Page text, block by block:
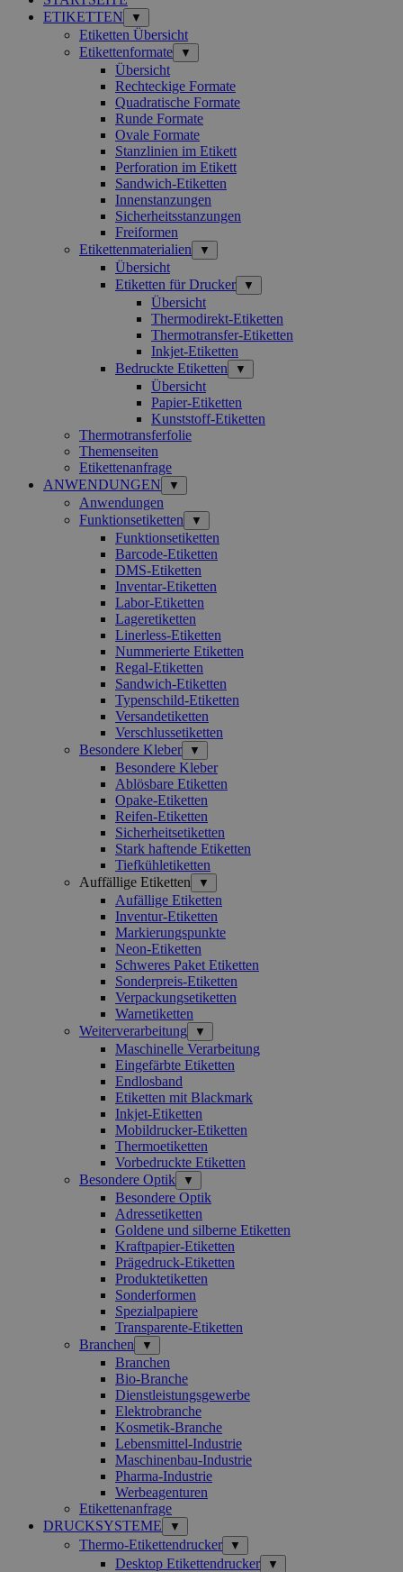
ETIKETTEN
▼
Etiketten Übersicht
Etikettenformate
▼
Übersicht
Rechteckige Formate
Quadratische Formate
Runde Formate
Ovale Formate
Stanzlinien im Etikett
Perforation im Etikett
Sandwich-Etiketten
Innenstanzungen
Sicherheitsstanzungen
Freiformen
Etikettenmaterialien
▼
Übersicht
Etiketten für Drucker
▼
Übersicht
Thermodirekt-Etiketten
Thermotransfer-Etiketten
Inkjet-Etiketten
Bedruckte Etiketten
▼
Übersicht
Papier-Etiketten
Kunststoff-Etiketten
Thermotransferfolie
Themenseiten
Etikettenanfrage
ANWENDUNGEN
▼
Anwendungen
Funktionsetiketten
▼
Funktionsetiketten
Barcode-Etiketten
DMS-Etiketten
Inventar-Etiketten
Labor-Etiketten
Lageretiketten
Linerless-Etiketten
Nummerierte Etiketten
Regal-Etiketten
Sandwich-Etiketten
Typenschild-Etiketten
Versandetiketten
Verschlussetiketten
Besondere Kleber
▼
Besondere Kleber
Ablösbare Etiketten
Opake-Etiketten
Reifen-Etiketten
Sicherheitsetiketten
Stark haftende Etiketten
Tiefkühletiketten
Auffällige Etiketten
▼
Aufällige Etiketten
Inventur-Etiketten
Markierungspunkte
Neon-Etiketten
Schweres Paket Etiketten
Sonderpreis-Etiketten
Verpackungsetiketten
Warnetiketten
Weiterverarbeitung
▼
Maschinelle Verarbeitung
Eingefärbte Etiketten
Endlosband
Etiketten mit Blackmark
Inkjet-Etiketten
Mobildrucker-Etiketten
Thermoetiketten
Vorbedruckte Etiketten
Besondere Optik
▼
Besondere Optik
Adressetiketten
Goldene und silberne Etiketten
Kraftpapier-Etiketten
Prägedruck-Etiketten
Produktetiketten
Sonderformen
Spezialpapiere
Transparente-Etiketten
Branchen
▼
Branchen
Bio-Branche
Dienstleistungsgewerbe
Elektrobranche
Kosmetik-Branche
Lebensmittel-Industrie
Maschinenbau-Industrie
Pharma-Industrie
Werbeagenturen
Etikettenanfrage
DRUCKSYSTEME
▼
Thermo-Etikettendrucker ▼
Desktop Etikettendrucker ▼